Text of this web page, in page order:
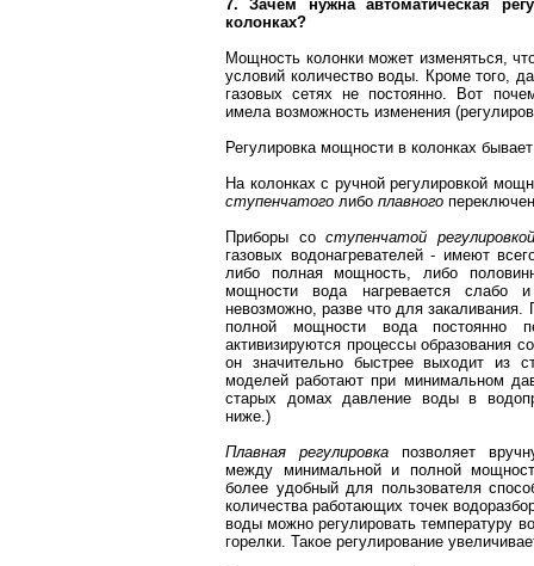
7. Зачем нужна автоматическая
колонках?
Мощность колонки может изменяться,
условий количество воды. Кроме того,
газовых сетях не постоянно. Вот
имела возможность изменения
Регулировка мощности в колонках
На колонках с ручной регулировкой
ступенчатого либо плавного
Приборы соступенчатой
газовых водонагревателей - имеют
либо полная мощность, либо
мощности вода нагревается слабо
невозможно, разве что для закаливания.
полной мощности вода постоянно
активизируются процессы образования
он значительно быстрее выходит из
моделей работают при минимальном
старых домах давление воды в
ниже.)
Плавная регулировкапозволяет
между минимальной и полной
более удобный для пользователя
количества работающих точек
воды можно регулировать температуру
горелки. Такое регулирование